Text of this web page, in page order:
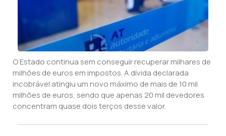
O Estado continua sem conseguir recuperar milhares de
milhões de euros em impostos. A dívida declarada
incobrável atingiu um novo máximo de mais de 10 mil
milhões de euros, sendo que apenas 20 mil devedores
concentram quase dois terços desse valor.